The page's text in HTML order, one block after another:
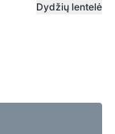
Dydžių lentelė